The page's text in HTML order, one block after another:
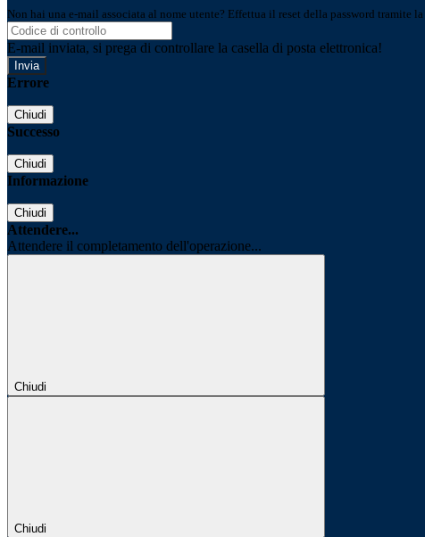
Non hai una e-mail associata al nome utente? Effettua il reset della password tramite la
E-mail inviata, si prega di controllare la casella di posta elettronica!
Errore
Chiudi
Successo
Chiudi
Informazione
Chiudi
Attendere...
Attendere il completamento dell'operazione...
Chiudi
Chiudi